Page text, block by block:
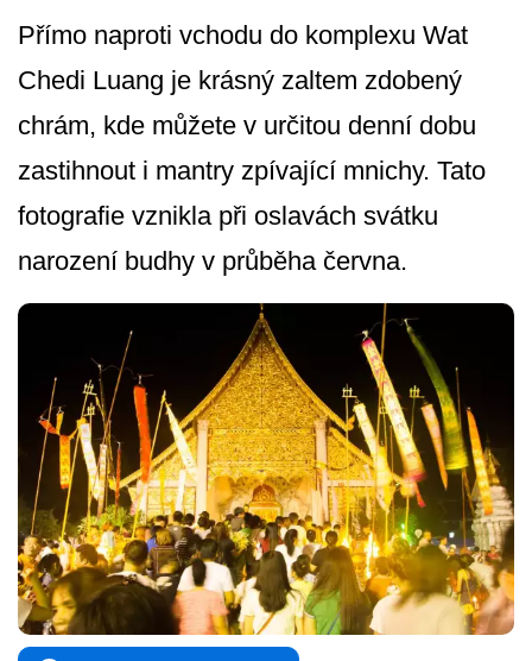
Přímo naproti vchodu do komplexu Wat
Chedi Luang je krásný zaltem zdobený
chrám, kde můžete v určitou denní dobu
zastihnout i mantry zpívající mnichy. Tato
fotografie vznikla při oslavách svátku
narození budhy v průběha června.